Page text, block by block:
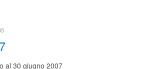
al 30 giugno 2007